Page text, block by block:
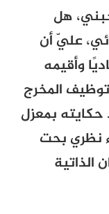
هل
عليّ أن
وأقيمه
المخرج
حكايته بمعزل
نظري بحت
الذاتية